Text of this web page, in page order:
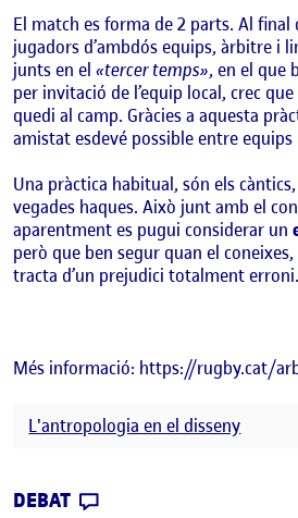
El match es forma de 2 parts. Al final
jugadors d’ambdós equips, àrbitre i
junts en el «tercer temps», en el que
per invitació de l’equip local, crec
quedi al camp. Gràcies a aquesta
amistat esdevé possible entre equips
Una pràctica habitual, són els
vegades haques. Això junt amb el
aparentment es pugui considerar un
però que ben segur quan el
tracta d’un prejudici totalment erroni.
Més informació: https://rugby.cat/
L'antropologia en el disseny
DEBAT